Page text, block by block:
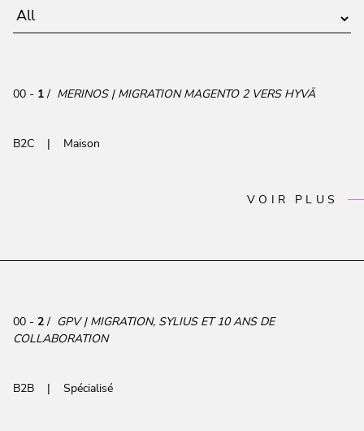
00 - 1/ MERINOS | MIGRATION MAGENTO 2 VERS HYVÄ
B2C Maison
VOIR PLUS
00 - 2/ GPV | MIGRATION, SYLIUS ET 10 ANS DE
COLLABORATION
B2B Spécialisé